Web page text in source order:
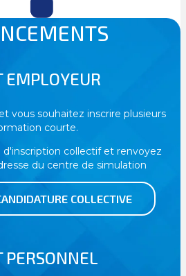
EMPLOYEUR
vous souhaitez inscrire plusieurs
courte.
d'inscription collectif et renvoyez
du centre de simulation
COLLECTIVE
PERSONNEL